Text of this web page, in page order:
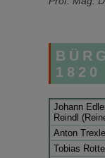
1820
Johann
Reindl
Anton
Tobias